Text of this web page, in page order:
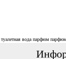
туалетная вода парфюм